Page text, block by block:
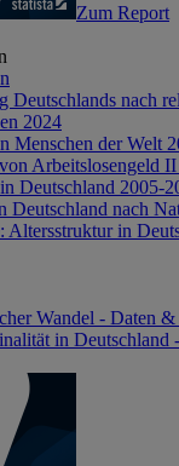
Zum Report
Deutschlands nach
2024
Menschen der Welt
Arbeitslosengeld
Deutschland 2005-
Deutschland nach
Altersstruktur in
Wandel - Daten &
in Deutschland